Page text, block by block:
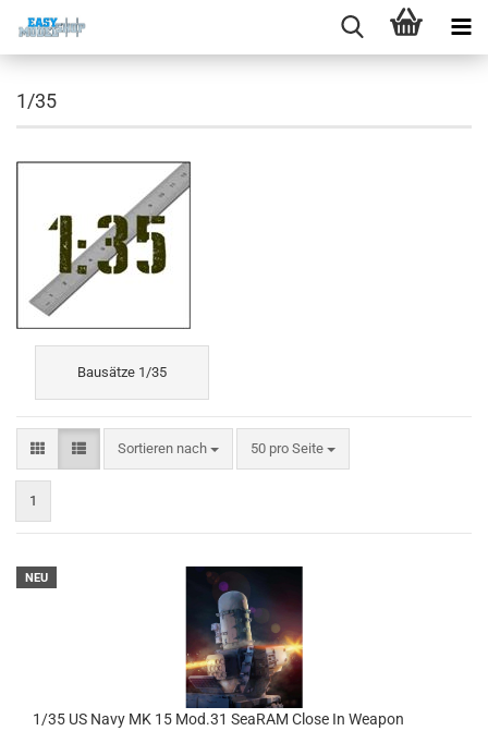
1/35
Bausätze 1/35
Sortieren nach
Sortieren nach 50 pro Seite
pro Seite
1
NEU
1/35 US Navy MK 15 Mod.31 SeaRAM Close In Weapon